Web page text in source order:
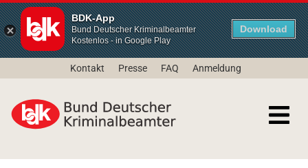
BDK-App
Bund Deutscher Kriminalbeamter
Kostenlos - in Google Play
Download
Kontakt Presse FAQ Anmeldung